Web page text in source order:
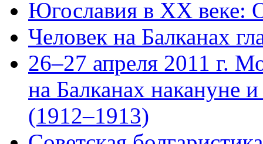
Югославия в XX веке:
Человек на Балканах
26–27 апреля 2011 г.
на Балканах накануне
(1912–1913)